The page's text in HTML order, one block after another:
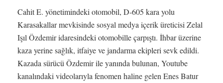
Cahit E. yönetimindeki otomobil, D-605 kara yolu
Karasakallar mevkisinde sosyal medya içerik üreticisi Zelal
Işıl Özdemir idaresindeki otomobille çarpıştı. İhbar üzerine
kaza yerine sağlık, itfaiye ve jandarma ekipleri sevk edildi.
Kazada sürücü Özdemir ile yanında bulunan, Youtube
kanalındaki videolarıyla fenomen haline gelen Enes Batur